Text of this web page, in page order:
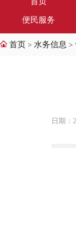
便民服务
首页 > 水务信息 >
日期：